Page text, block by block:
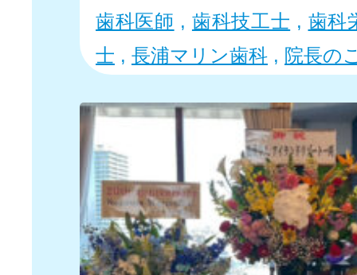
歯科医師 , 歯科技工士 , 歯科
士 , 長浦マリン歯科 , 院長の